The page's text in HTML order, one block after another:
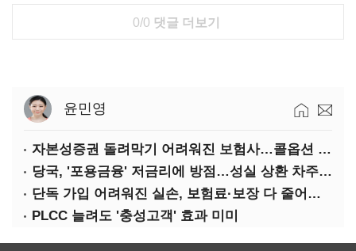
0/0 댓글 더보기
윤민영
자본성증권 돌려막기 어려워진 보험사…콜옵션 부담 급증
당국, '포용금융' 저금리에 방점…성실 상환 차주는 '역차별'
단독 가입 어려워진 실손, 보험료·보장 다 줄어든 5세대는?
PLCC 늘려도 '충성고객' 효과 미미